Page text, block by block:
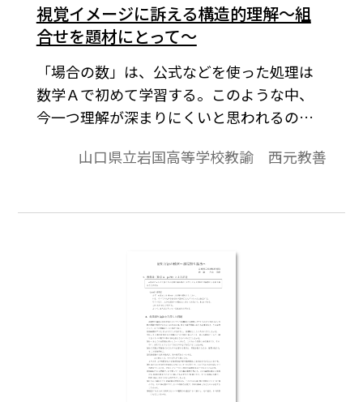
視覚イメージに訴える構造的理解～組
合せを題材にとって～
「場合の数」は、公式などを使った処理は
数学Ａで初めて学習する。このような中、
今一つ理解が深まりにくいと思われるの
前のあるグループ分けと名前のないグルー
ムについて、図を使って指導した例を紹介
は，Tosho数式エディタが導入されている必
要があります。「Tosho数式エディタ」無償
ダウンロードはこちらから
→http://ten.tokyo-
shoseki.co.jp/downloadfr1/htm/cms68851.htm
山口県立岩国高等学校教諭 西元教善